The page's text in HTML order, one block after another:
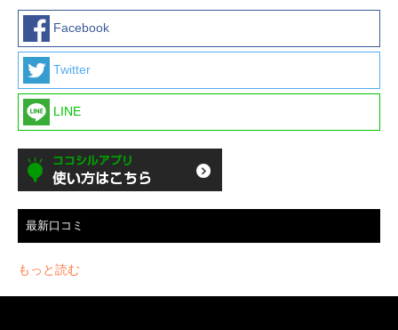
Facebook
Twitter
LINE
最新口コミ
もっと読む